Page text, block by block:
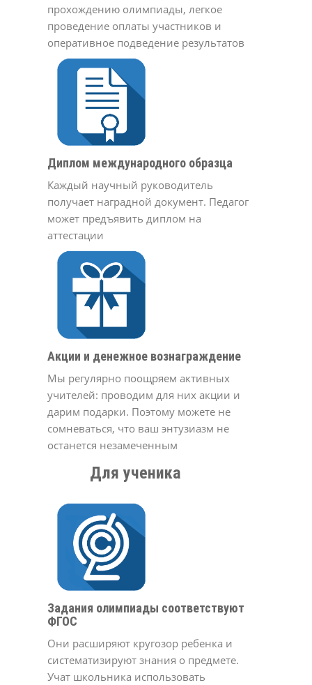
прохождению олимпиады, легкое
проведение оплаты участников и
оперативное подведение результатов
Диплом международного образца
Каждый научный руководитель
получает наградной документ. Педагог
может предъявить диплом на
аттестации
Акции и денежное вознаграждение
Мы регулярно поощряем активных
учителей: проводим для них акции и
дарим подарки. Поэтому можете не
сомневаться, что ваш энтузиазм не
останется незамеченным
Для ученика
Задания олимпиады соответствуют
ФГОС
Они расширяют кругозор ребенка и
систематизируют знания о предмете.
Учат школьника использовать